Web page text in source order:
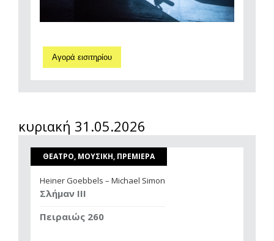
Αγορά εισιτηρίου
κυριακή 31.05.2026
ΘΕΑΤΡΟ, ΜΟΥΣΙΚΗ, ΠΡΕΜΙΕΡΑ
Heiner Goebbels – Michael Simon
Σλήμαν III
Πειραιώς 260